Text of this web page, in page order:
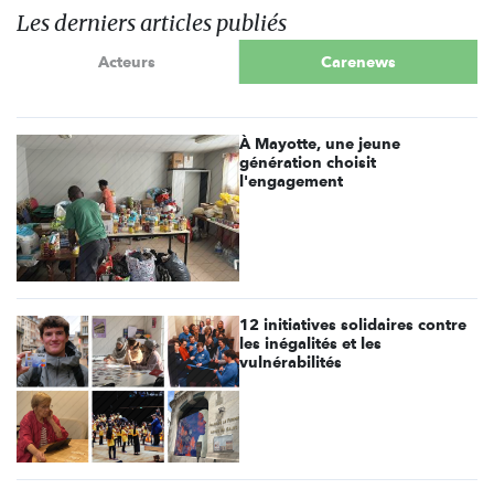
Les derniers articles publiés
Acteurs Carenews
À Mayotte, une jeune
génération choisit
l'engagement
12 initiatives solidaires contre
les inégalités et les
vulnérabilités